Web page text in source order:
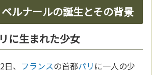
ルナールの誕生とその背景
に生まれた少女
日、 フランスの首都パリ に一人の少